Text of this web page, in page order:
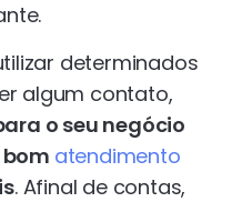
determinados
algum contato,
o seu negócio
atendimento
. Afinal de contas,